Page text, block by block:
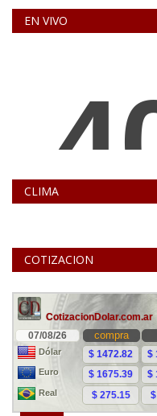
EN VIVO
CLIMA
COTIZACION